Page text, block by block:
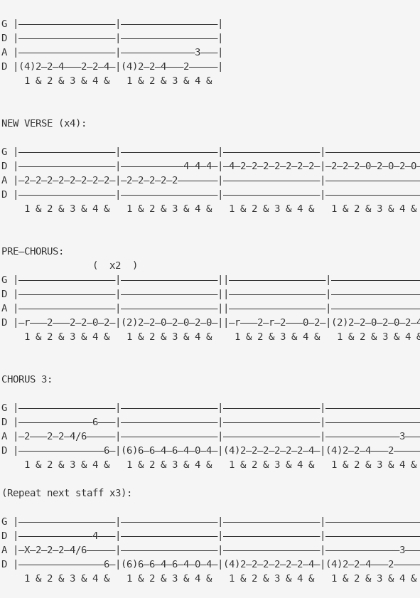
G |—————————————————|—————————————————|
D |—————————————————|—————————————————|
A |—————————————————|—————————————3———|
D |(4)2—2—4———2—2—4—|(4)2—2—4———2—————|
    1 & 2 & 3 & 4 &   1 & 2 & 3 & 4 &
NEW VERSE (x4):
G
D
A
D
    1 & 2 & 3 & 4 &   1 & 2 & 3 & 4 &   1 & 2 & 3 & 4 &   1 & 2 & 3 & 4 &
PRE—CHORUS:
                (  x2  )
G
D
A
D
1 & 2 & 3 & 4 &   1 & 2 & 3 & 4 &    1 & 2 & 3 & 4 &   1 & 2 & 3 & 4
CHORUS 3:
G
D
A |—2———2—2—4/
D
    1 & 2 & 3 & 4 &   1 & 2 & 3 & 4 &   1 & 2 & 3 & 4 &   1 & 2 & 3 & 4 &
(Repeat next staff x3):
G
D
A |—X—2—2—2—4/
D
    1 & 2 & 3 & 4 &   1 & 2 & 3 & 4 &   1 & 2 & 3 & 4 &   1 & 2 & 3 & 4 &